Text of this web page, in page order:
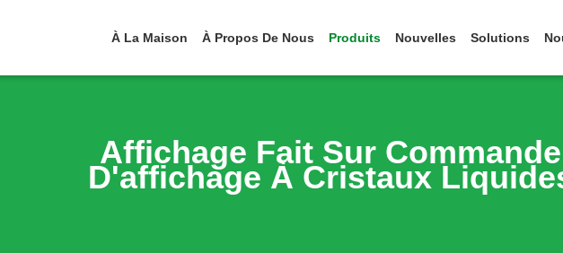
À La Maison À Propos De Nous Produits Nouvelles Solutions
Affichage Fait Sur Commande
D'affichage À Cristaux